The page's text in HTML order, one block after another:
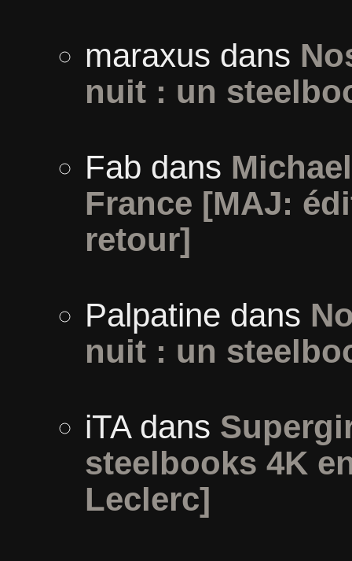
maraxus dans
nuit : un
Fab dans
France [MAJ:
retour]
Palpatine dans
nuit : un
iTAdans
steelbooks 4K
Leclerc]